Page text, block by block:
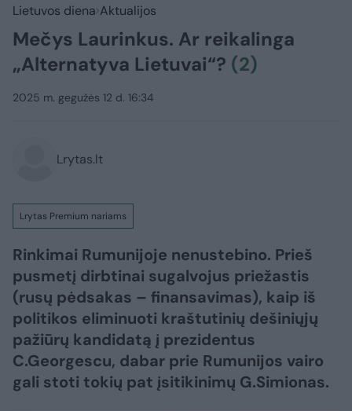
Lietuvos diena Aktualijos
Mečys Laurinkus. Ar reikalinga
„Alternatyva Lietuvai“? (2)
2025 m. gegužės 12 d. 16:34
Lrytas.lt
Lrytas Premium nariams
Rinkimai Rumunijoje nenustebino. Prieš
pusmetį dirbtinai sugalvojus priežastis
(rusų pėdsakas – finansavimas), kaip iš
politikos eliminuoti kraštutinių dešiniųjų
pažiūrų kandidatą į prezidentus
C.Georgescu, dabar prie Rumunijos vairo
gali stoti tokių pat įsitikinimų G.Simionas.